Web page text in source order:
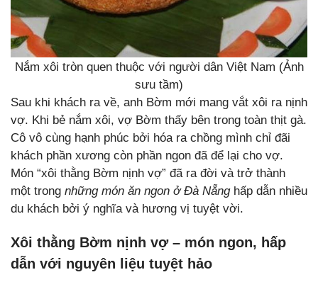
Nắm xôi tròn quen thuộc với người dân Việt Nam (Ảnh
sưu tầm)
Sau khi khách ra về, anh Bờm mới mang vắt xôi ra nịnh
vợ. Khi bẻ nắm xôi, vợ Bờm thấy bên trong toàn thịt gà.
Cô vô cùng hạnh phúc bởi hóa ra chồng mình chỉ đãi
khách phần xương còn phần ngon đã để lại cho vợ.
Món “xôi thằng Bờm nịnh vợ” đã ra đời và trở thành
một trong những món ăn ngon ở Đà Nẵnghấp dẫn nhiều
du khách bởi ý nghĩa và hương vị tuyệt vời.
Xôi thằng Bờm nịnh vợ – món ngon, hấp
dẫn với nguyên liệu tuyệt hảo